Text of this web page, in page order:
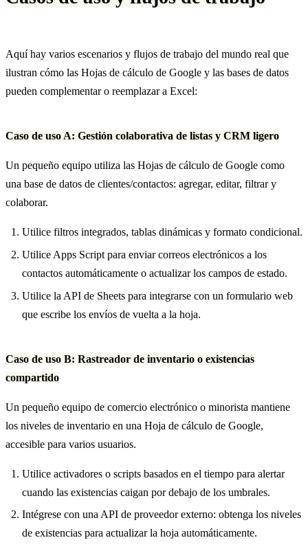
Aquí hay varios escenarios y flujos de trabajo del mundo real que
ilustran cómo las Hojas de cálculo de Google y las bases de datos
pueden complementar o reemplazar a Excel:
Caso de uso A: Gestión colaborativa de listas y CRM ligero
Un pequeño equipo utiliza las Hojas de cálculo de Google como
una base de datos de clientes/contactos: agregar, editar, filtrar y
colaborar.
Utilice filtros integrados, tablas dinámicas y formato condicional.
Utilice Apps Script para enviar correos electrónicos a los
contactos automáticamente o actualizar los campos de estado.
Utilice la API de Sheets para integrarse con un formulario web
que escribe los envíos de vuelta a la hoja.
Caso de uso B: Rastreador de inventario o existencias
compartido
Un pequeño equipo de comercio electrónico o minorista mantiene
los niveles de inventario en una Hoja de cálculo de Google,
accesible para varios usuarios.
Utilice activadores o scripts basados en el tiempo para alertar
cuando las existencias caigan por debajo de los umbrales.
Intégrese con una API de proveedor externo: obtenga los niveles
de existencias para actualizar la hoja automáticamente.